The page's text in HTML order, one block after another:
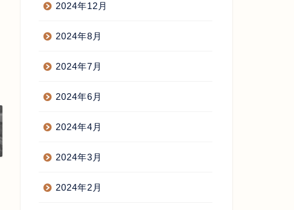
毎月の会合2024年12月
2024年8月
2024年7月
2024年6月
2024年4月
2024年3月
2024年2月